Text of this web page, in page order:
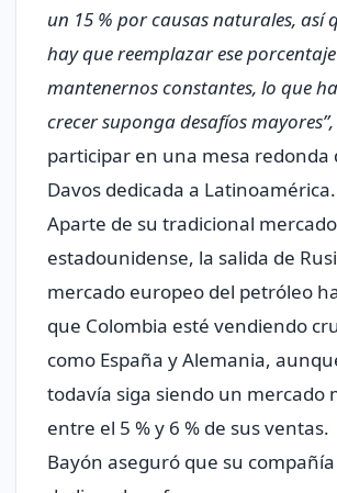
un 15 % por causas naturales, así
hay que reemplazar ese
mantenernos constantes, lo que
crecer suponga desafíos mayores”,
participar en una mesa redonda
Davos dedicada a Latinoamérica.
Aparte de su tradicional mercado
estadounidense, la salida de
mercado europeo del petróleo
que Colombia esté vendiendo
como España y Alemania,
todavía siga siendo un mercado
entre el 5 % y 6 % de sus ventas.
Bayón aseguró que su